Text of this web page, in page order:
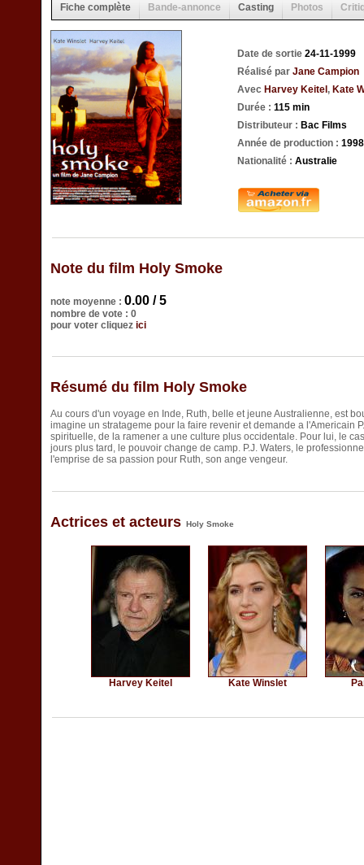
Fiche complète Bande-annonce Casting Photos
Date de sortie 24-11-1999
Réalisé par Jane Campion
Avec Harvey Keitel, Kate
Durée : 115 min
Distributeur : Bac Films
Année de production : 1998
Nationalité : Australie
Note du film Holy Smoke
note moyenne : 0.00 / 5
nombre de vote : 0
pour voter cliquez ici
Résumé du film Holy Smoke
Au cours d'un voyage en Inde, Ruth, belle et jeune Australienne, est
imagine un stratageme pour la faire revenir et demande a l'Americain
spirituelle, de la ramener a une culture plus occidentale. Pour lui, le
jours plus tard, le pouvoir change de camp. P.J. Waters, le
l'emprise de sa passion pour Ruth, son ange vengeur.
Actrices et acteurs Holy Smoke
Harvey Keitel Kate Winslet